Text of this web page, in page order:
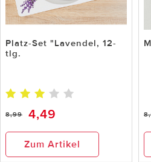
Platz-Set "Lavendel, 12-
tlg.
8,99 4,49
Zum Artikel